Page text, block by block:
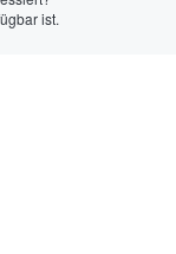
ist.